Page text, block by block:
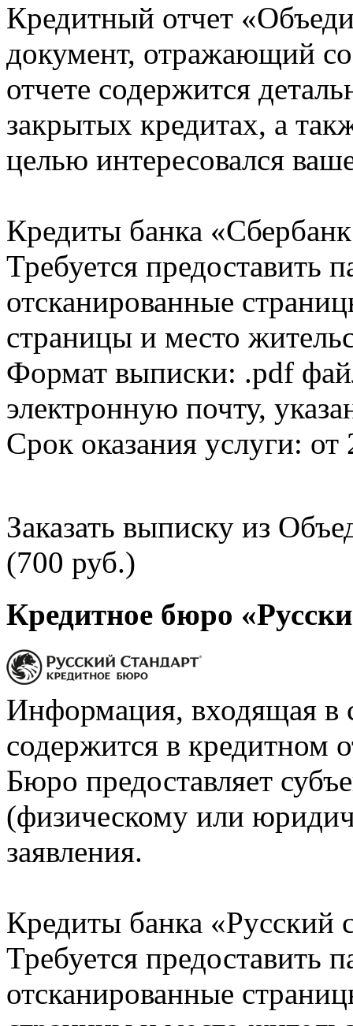
Кредитный отчет
документ, отражающий
отчете содержится
закрытых кредитах, а
целью интересовался
Кредиты банка
Требуется предоставить
отсканированные
страницы и место
Формат выписки: .pdf
электронную почту,
Срок оказания услуги: от
Заказать выписку из
(700 руб.)
Кредитное бюро
Информация, входящая в
содержится в кредитном
Бюро предоставляет
(физическому или
заявления.
Кредиты банка «Русский
Требуется предоставить
отсканированные